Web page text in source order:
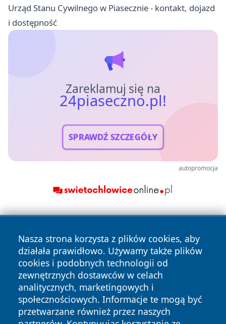
Urząd Stanu Cywilnego w Piasecznie - kontakt, dojazd
i dostępność
Zareklamuj się na
24piaseczno.pl!
SPRAWDŹ SZCZEGÓŁY
autopromocja
Nasza strona korzysta z plików cookies, aby
działała prawidłowo. Używamy także plików
cookies i podobnych technologii od
zewnętrznych dostawców w celach
analitycznych, marketingowych i
społecznościowych. Informacje te mogą być
przetwarzane również przez naszych
Copyright © 2026 24piaseczno.pl Wszystkie prawa
zastrzeżone.